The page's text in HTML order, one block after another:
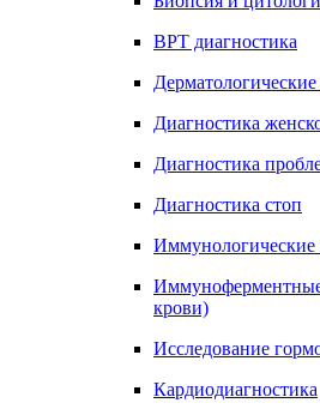
ВРТ диагностика
Диагностика
Диагностика
Диагностика стоп
Иммунологические
крови)
Исследование
Кардиодиагностика